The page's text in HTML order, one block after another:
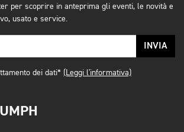
per scoprire in anteprima gli eventi, le novità e
usato e service.
INVIA
dei dati* (Leggi l'informativa)